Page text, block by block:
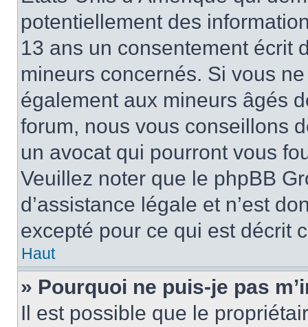
potentiellement des
13 ans un consentement écrit
mineurs concernés. Si vous
également aux mineurs âgés
forum, nous vous conseillons
un avocat qui pourront vous
Veuillez noter que le phpBB
d’assistance légale et n’est
excepté pour ce qui est décrit
Haut
» Pourquoi ne puis-je pas
Il est possible que le